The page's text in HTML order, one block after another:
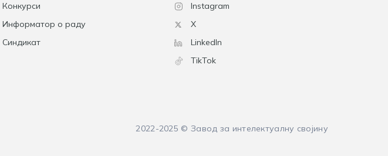
Конкурси
Информатор о раду
Синдикат
Instagram
X
LinkedIn
TikTok
2022-2025 © Завод за интелектуалну својину